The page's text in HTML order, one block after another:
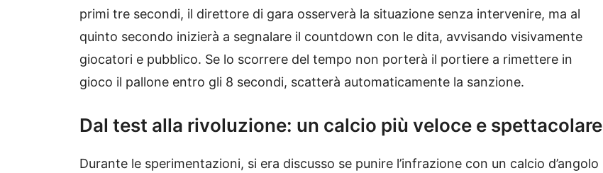
primi tre secondi, il direttore di gara osserverà la situazione senza intervenire, ma al
quinto secondo inizierà a segnalare il countdown con le dita, avvisando visivamente
giocatori e pubblico. Se lo scorrere del tempo non porterà il portiere a rimettere in
gioco il pallone entro gli 8 secondi, scatterà automaticamente la sanzione.
Dal test alla rivoluzione: un calcio più veloce e spettacolare
Durante le sperimentazioni, si era discusso se punire l’infrazione con un calcio d’angolo